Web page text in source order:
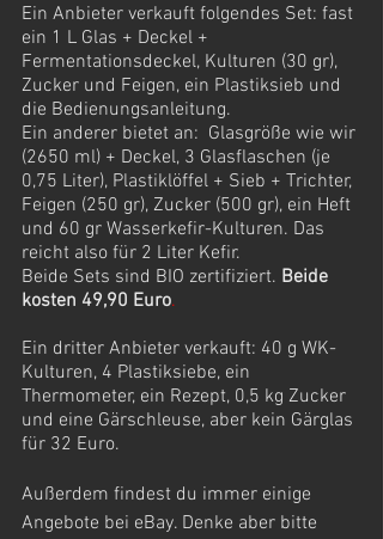
Ein Anbieter verkauft folgendes Set: fast
ein 1 L Glas + Deckel +
Fermentationsdeckel, Kulturen (30 gr),
Zucker und Feigen, ein Plastiksieb und
die Bedienungsanleitung.
Ein anderer bietet an:  Glasgröße wie wir
(2650 ml) + Deckel, 3 Glasflaschen (je
0,75 Liter), Plastiklöffel + Sieb + Trichter,
Feigen (250 gr), Zucker (500 gr), ein Heft
und 60 gr Wasserkefir-Kulturen. Das
reicht also für 2 Liter Kefir.
Beide Sets sind BIO zertifiziert. Beide
kosten 49,90 Euro.
Ein dritter Anbieter verkauft: 40 g WK-
Kulturen, 4 Plastiksiebe, ein
Thermometer, ein Rezept, 0,5 kg Zucker
und eine Gärschleuse, aber kein Gärglas
für 32 Euro.
Außerdem findest du immer einige
Angebote bei eBay. Denke aber bitte